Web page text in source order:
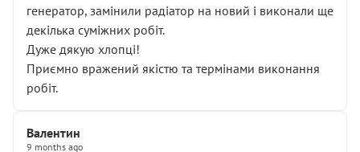
генератор, замінили радіатор на новий і виконали ще
декілька суміжних робіт.
Дуже дякую хлопці!
Приємно вражений якістю та термінами виконання
робіт.
Валентин
9 months ago